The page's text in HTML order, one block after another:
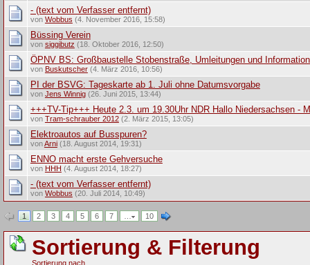
- (text vom Verfasser entfernt)
von Wobbus (4. November 2016, 15:58)
Büssing Verein
von siggibutz (18. Oktober 2016, 12:50)
ÖPNV BS: Großbaustelle Stobenstraße, Umleitungen und
von Buskutscher(4. März 2016, 10:56)
PI der BSVG: Tageskarte ab 1. Juli ohne Datumsvorgabe
von Jens Winnig(26. Juni 2015, 13:44)
+++TV-Tip+++ Heute 2.3. um 19.30Uhr NDR Hallo Niedersachsen -
von Tram-schrauber 2012(2. März 2015, 13:05)
Elektroautos auf Busspuren?
vonArni(18. August 2014, 19:31)
ENNO macht erste Gehversuche
von HHH (4. August 2014, 18:27)
- (text vom Verfasser entfernt)
von Wobbus (20. Juli 2014, 10:49)
1 2 3 4 5 6 7 10
Sortierung & Filterung
Sortierung nach